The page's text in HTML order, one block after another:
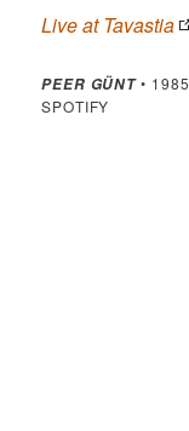
Live at Tavastia
PEER GÜNT• 1985
SPOTIFY